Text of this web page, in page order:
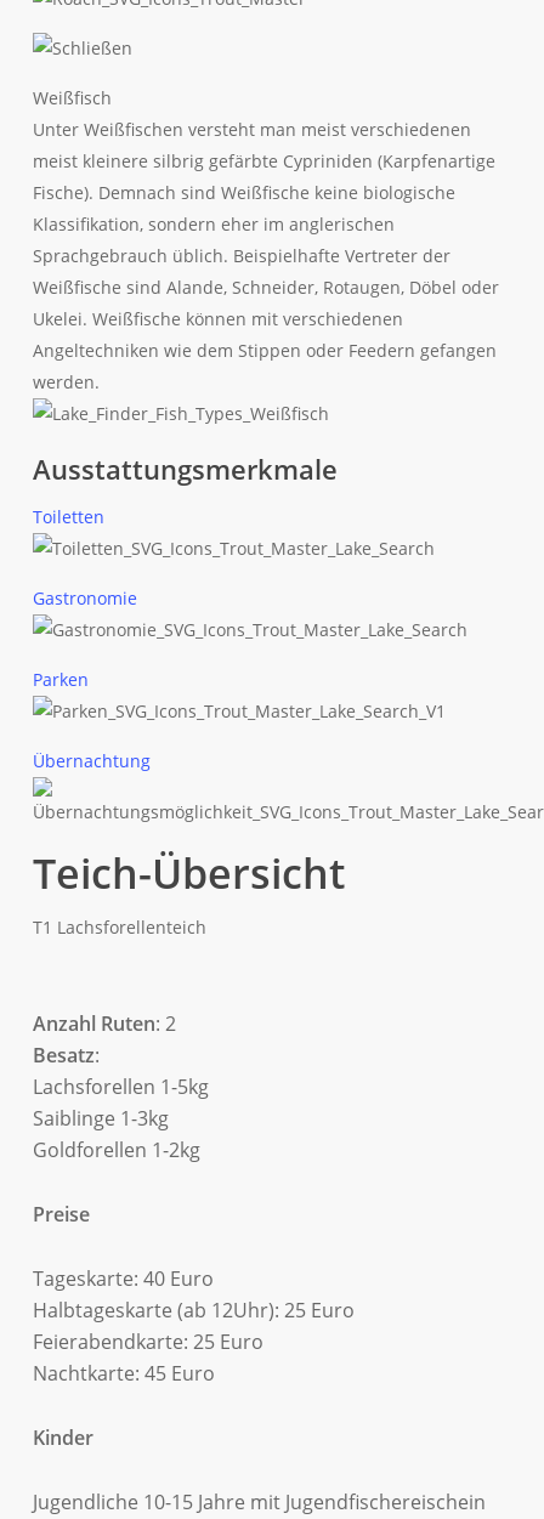
Weißfisch
Unter Weißfischen versteht man meist verschiedenen
meist kleinere silbrig gefärbte Cypriniden (Karpfenartige
Fische). Demnach sind Weißfische keine biologische
Klassifikation, sondern eher im anglerischen
Sprachgebrauch üblich. Beispielhafte Vertreter der
Weißfische sind Alande, Schneider, Rotaugen, Döbel oder
Ukelei. Weißfische können mit verschiedenen
Angeltechniken wie dem Stippen oder Feedern gefangen
werden.
Ausstattungsmerkmale
Toiletten
Gastronomie
Parken
Übernachtung
Teich-Übersicht
T1 Lachsforellenteich
Anzahl Ruten: 2
Besatz:
Lachsforellen 1-5kg
Saiblinge 1-3kg
Goldforellen 1-2kg
Preise
Tageskarte: 40 Euro
Halbtageskarte (ab 12Uhr): 25 Euro
Feierabendkarte: 25 Euro
Nachtkarte: 45 Euro
Kinder
Jugendliche 10-15 Jahre mit Jugendfischereischein